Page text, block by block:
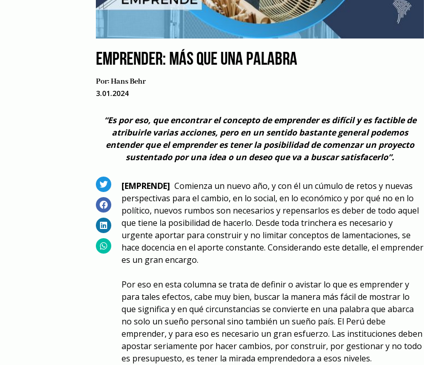
EMPRENDER: MÁS QUE UNA PALABRA
Por:Hans Behr
3.01.2024
“Es por eso, que encontrar el concepto de emprender es difícil y es factible de
atribuirle varias acciones, pero en un sentido bastante general podemos
entender que el emprender es tener la posibilidad de comenzar un proyecto
sustentado por una idea o un deseo que va a buscar satisfacerlo”.
[EMPRENDE] Comienza un nuevo año, y con él un cúmulo de retos y nuevas
perspectivas para el cambio, en lo social, en lo económico y por qué no en lo
político, nuevos rumbos son necesarios y repensarlos es deber de todo aquel
que tiene la posibilidad de hacerlo. Desde toda trinchera es necesario y
urgente aportar para construir y no limitar conceptos de lamentaciones, se
hace docencia en el aporte constante. Considerando este detalle, el emprender
es un gran encargo.
Por eso en esta columna se trata de definir o avistar lo que es emprender y
para tales efectos, cabe muy bien, buscar la manera más fácil de mostrar lo
que significa y en qué circunstancias se convierte en una palabra que abarca
no solo un sueño personal sino también un sueño país. El Perú debe
emprender, y para eso es necesario un gran esfuerzo. Las instituciones deben
apostar seriamente por hacer cambios, por construir, por gestionar y no todo
es presupuesto, es tener la mirada emprendedora a esos niveles.